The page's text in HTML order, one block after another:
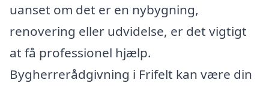
uanset om det er en nybygning,
renovering eller udvidelse, er det vigtigt
at få professionel hjælp.
Bygherrerådgivning i Frifelt kan være din